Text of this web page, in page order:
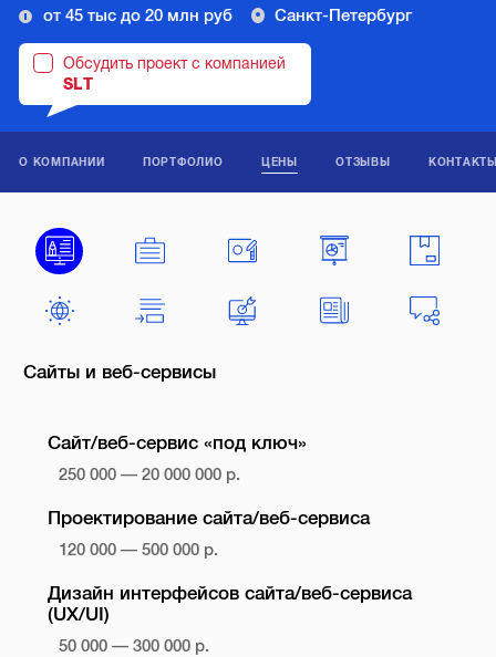
от 45 тыс до 20 млн руб
Санкт-Петербург
Обсудить проект с компанией
SLT
О КОМПАНИИ ПОРТФОЛИО ЦЕНЫ ОТЗЫВЫ
Сайты и веб-сервисы
Сайт/веб-сервис «под ключ»
250 000 — 20 000 000 р.
Проектирование сайта/веб-сервиса
120 000 — 500 000 р.
Дизайн интерфейсов сайта/веб-сервиса
(UX/UI)
50 000 — 300 000 р.